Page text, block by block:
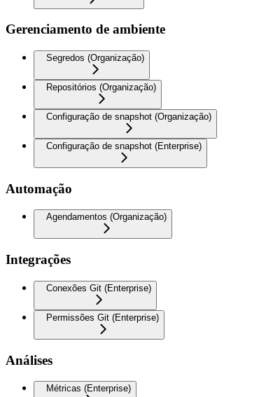
Gerenciamento de ambiente
Segredos (Organização)
Repositórios (Organização)
Configuração de snapshot (Organização)
Configuração de snapshot (Enterprise)
Automação
Agendamentos (Organização)
Integrações
Conexões Git (Enterprise)
Permissões Git (Enterprise)
Análises
Métricas (Enterprise)